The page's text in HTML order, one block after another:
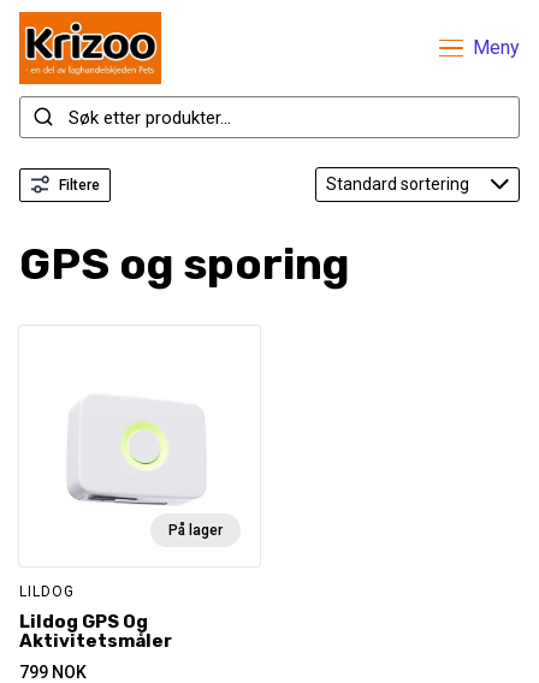
Meny
Filtere
GPS og sporing
På lager
LILDOG
Lildog GPS Og
Aktivitetsmåler
799 NOK